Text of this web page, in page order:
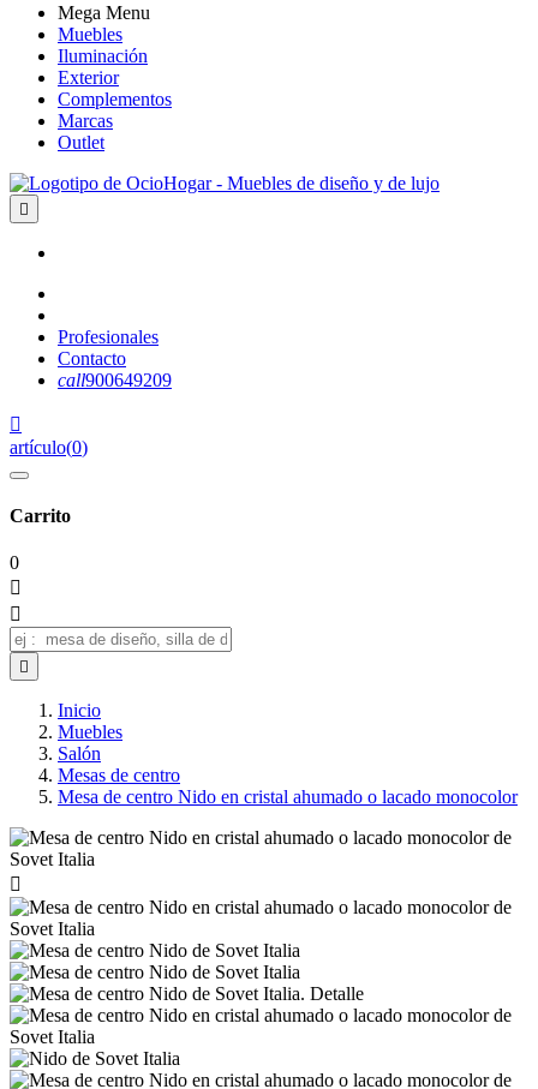
Mega Menu
Muebles
Iluminación
Exterior
Complementos
Marcas
Outlet

Profesionales
Contacto
call900649209

artículo(0)
Carrito
0



Inicio
Muebles
Salón
Mesas de centro
Mesa de centro Nido en cristal ahumado o lacado monocolor
